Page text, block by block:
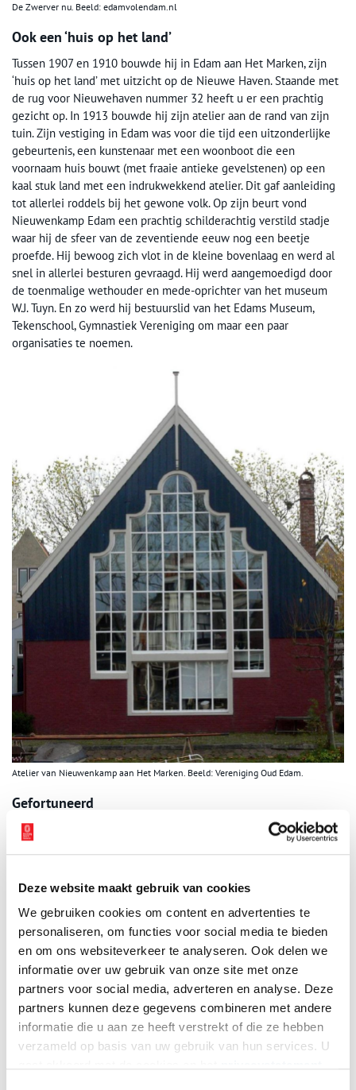
Deze website maakt gebruik van cookies
We gebruiken cookies om content en advertenties te
personaliseren, om functies voor social media te bieden
en om ons websiteverkeer te analyseren. Ook delen we
informatie over uw gebruik van onze site met onze
partners voor social media, adverteren en analyse. Deze
partners kunnen deze gegevens combineren met andere
informatie die u aan ze heeft verstrekt of die ze hebben
verzameld op basis van uw gebruik van hun services. U
De Zwerver nu. Beeld: edamvolendam.nl
Ook een ‘huis op het land’
Tussen 1907 en 1910 bouwde hij in Edam aan Het Marken, zijn
‘huis op het land’ met uitzicht op de Nieuwe Haven. Staande met
de rug voor Nieuwehaven nummer 32 heeft u er een prachtig
gezicht op. In 1913 bouwde hij zijn atelier aan de rand van zijn
tuin. Zijn vestiging in Edam was voor die tijd een uitzonderlijke
gebeurtenis, een kunstenaar met een woonboot die een
voornaam huis bouwt (met fraaie antieke gevelstenen) op een
kaal stuk land met een indrukwekkend atelier. Dit gaf aanleiding
tot allerlei roddels bij het gewone volk. Op zijn beurt vond
Nieuwenkamp Edam een prachtig schilderachtig verstild stadje
waar hij de sfeer van de zeventiende eeuw nog een beetje
proefde. Hij bewoog zich vlot in de kleine bovenlaag en werd al
snel in allerlei besturen gevraagd. Hij werd aangemoedigd door
de toenmalige wethouder en mede-oprichter van het museum
W.J. Tuyn. En zo werd hij bestuurslid van het Edams Museum,
Tekenschool, Gymnastiek Vereniging om maar een paar
organisaties te noemen.
Atelier van Nieuwenkamp aan Het Marken. Beeld: Vereniging Oud Edam.
Gefortuneerd
Nieuwenkamp was kapitaalkrachtig en had waarschijnlijk de
intentie om lang in Edam te blijven. Hij wilde met zijn kapitaal
een van de fraaiste huizen van de stad, het huis ‘de Swaen’ uit
1659 aan de Voorhaven. Het kapitale pand was in zeer slechte
staat en hij besloot het te redden van de ondergang met het idee
om daar een eigen museum van te maken. Maar dat is het pas in
1948 geworden.